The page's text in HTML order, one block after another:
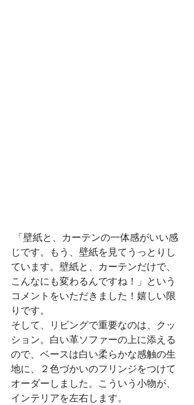
じです。もう、壁紙を見てうっとりし
ています。壁紙と、カーテンだけで、
こんなにも変わるんですね！」という
コメントをいただきました！嬉しい限
りです。
そして、リビングで重要なのは、クッ
ション。白い革ソファーの上に添える
ので、ベースは白い柔らかな感触の生
地に、２色づかいのフリンジをつけて
オーダーしました。こういう小物が、
インテリアを左右します。